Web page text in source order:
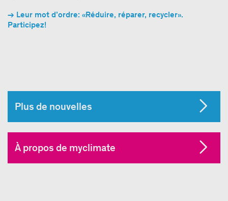
→ Leur mot d’ordre: «Réduire, réparer, recycler».
Participez!
Plus de nouvelles
À propos de myclimate